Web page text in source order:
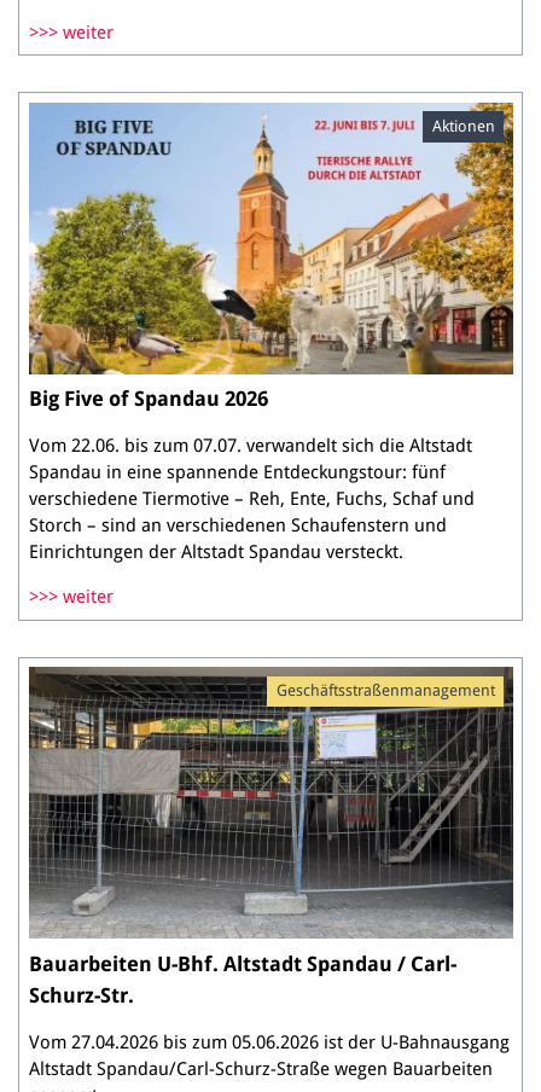
weiter
Aktionen
Big Five of Spandau 2026
Vom 22.06. bis zum 07.07. verwandelt sich die Altstadt
Spandau in eine spannende Entdeckungstour: fünf
verschiedene Tiermotive – Reh, Ente, Fuchs, Schaf und
Storch – sind an verschiedenen Schaufenstern und
Einrichtungen der Altstadt Spandau versteckt.
weiter
Geschäftsstraßenmanagement
Bauarbeiten U-Bhf. Altstadt Spandau / Carl-
Schurz-Str.
Vom 27.04.2026 bis zum 05.06.2026 ist der U-Bahnausgang
Altstadt Spandau/Carl-Schurz-Straße wegen Bauarbeiten